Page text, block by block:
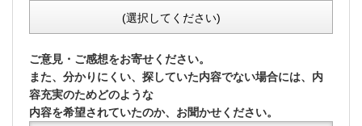
(選択してください)
ご意見・ご感想をお寄せください。
また、分かりにくい、探していた内容でない場合には、内
容充実のためどのような
内容を希望されていたのか、お聞かせください。